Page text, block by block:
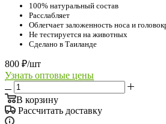
100% натуральный состав
Расслабляет
Облегчает заложенность носа и
Не тестируется на животных
Сделано в Таиланде
800 ₽/шт
Узнать оптовые цены
В корзину
Рассчитать доставку